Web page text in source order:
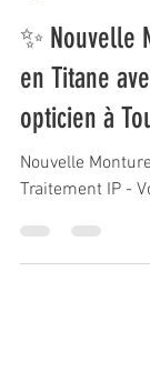
✨ Nouvelle
en Titane
opticien à
Nouvelle
Traitement IP -